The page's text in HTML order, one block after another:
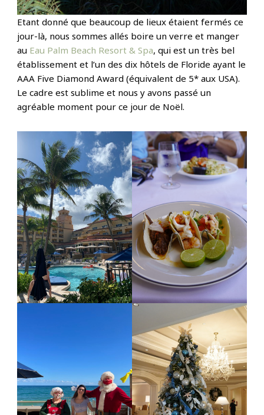
Etant donné que beaucoup de lieux étaient fermés ce
jour-là, nous sommes allés boire un verre et manger
au Eau Palm Beach Resort & Spa, qui est un très bel
établissement et l’un des dix hôtels de Floride ayant le
AAA Five Diamond Award (équivalent de 5* aux USA).
Le cadre est sublime et nous y avons passé un
agréable moment pour ce jour de Noël.